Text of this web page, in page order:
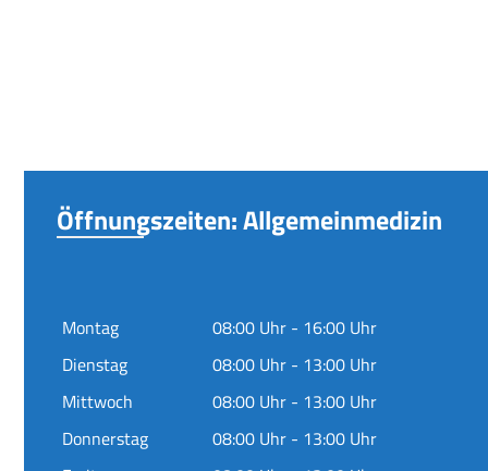
Öffnungszeiten: Allgemeinmedizin
Montag
08:00 Uhr - 16:00 Uhr
Dienstag
08:00 Uhr - 13:00 Uhr
Mittwoch
08:00 Uhr - 13:00 Uhr
Donnerstag
08:00 Uhr - 13:00 Uhr